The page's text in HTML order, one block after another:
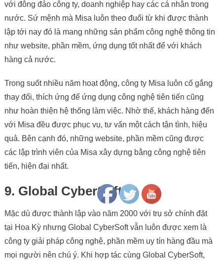
với đông đảo công ty, doanh nghiệp hay các cá nhân trong
nước. Sứ mệnh mà Misa luôn theo đuổi từ khi được thành
lập tới nay đó là mang những sản phẩm công nghệ thông tin
như website, phần mềm, ứng dụng tốt nhất để với khách
hàng cả nước.
Trong suốt nhiều năm hoạt động, công ty Misa luôn cố gắng
thay đổi, thích ứng để ứng dụng công nghệ tiên tiến cũng
như hoàn thiện hệ thống làm việc. Nhờ thế, khách hàng đến
với Misa đều được phục vụ, tư vấn một cách tận tình, hiệu
quả. Bên cạnh đó, những website, phần mềm cũng được
các lập trình viên của Misa xây dựng bằng công nghệ tiên
tiến, hiện đại nhất.
9. Global CyberSoft
Mặc dù được thành lập vào năm 2000 với trụ sở chính đặt
tại Hoa Kỳ nhưng Global CyberSoft vẫn luôn được xem là
công ty giải pháp công nghệ, phần mềm uy tín hàng đầu mà
mọi người nên chú ý. Khi hợp tác cùng Global CyberSoft,